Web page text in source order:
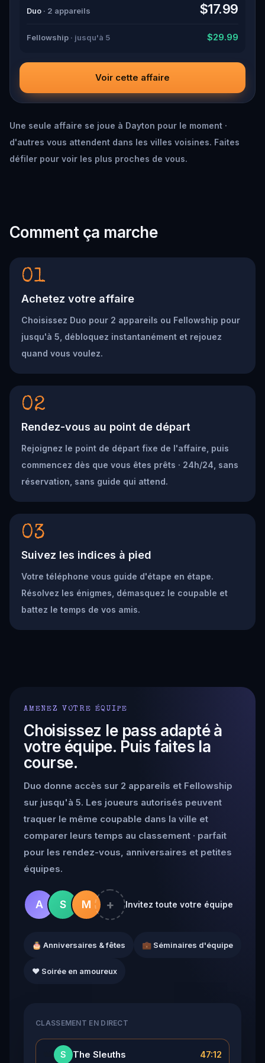
Duo · 2 appareils $17.99
Fellowship · jusqu'à 5 $29.99
Voir cette affaire
Une seule affaire se joue à Dayton pour le moment ·
d'autres vous attendent dans les villes voisines. Faites
défiler pour voir les plus proches de vous.
Comment ça marche
01
Achetez votre affaire
Choisissez Duo pour 2 appareils ou Fellowship pour
jusqu'à 5, débloquez instantanément et rejouez
quand vous voulez.
02
Rendez-vous au point de départ
Rejoignez le point de départ fixe de l'affaire, puis
commencez dès que vous êtes prêts · 24h/24, sans
réservation, sans guide qui attend.
03
Suivez les indices à pied
Votre téléphone vous guide d'étape en étape.
Résolvez les énigmes, démasquez le coupable et
battez le temps de vos amis.
AMENEZ VOTRE ÉQUIPE
Choisissez le pass adapté à
votre équipe. Puis faites la
course.
Duo donne accès sur 2 appareils et Fellowship
sur jusqu'à 5. Les joueurs autorisés peuvent
traquer le même coupable dans la ville et
comparer leurs temps au classement · parfait
pour les rendez-vous, anniversaires et petites
équipes.
A S M + Invitez toute votre équipe
🎂 Anniversaires & fêtes 💼 Séminaires d'équipe
❤️ Soirée en amoureux
CLASSEMENT EN DIRECT
S The Sleuths 47:12